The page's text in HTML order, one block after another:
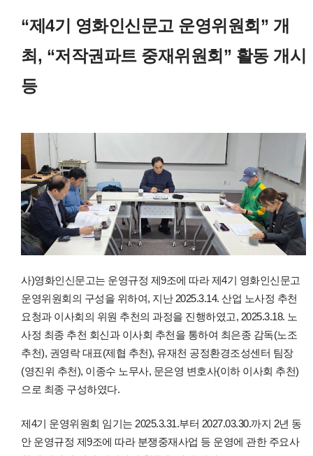
“제4기 영화인신문고 운영위원회” 개
최, “저작권파트 중재위원회” 활동 개시
등
사)영화인신문고는 운영규정 제9조에 따라 제4기 영화인신문고
운영위원회의 구성을 위하여, 지난 2025.3.14. 산업 노사정 추천
요청과 이사회의 위원 추천의 과정을 진행하였고, 2025.3.18. 노
사정 최종 추천 회신과 이사회 추천을 통하여 최은종 감독(노조
추천), 권영락 대표(제협 추천), 유재천 공정환경조성센터 팀장
(영진위 추천), 이종수 노무사, 문은영 변호사(이하 이사회 추천)
으로 최종 구성하였다.
제4기 운영위원회 임기는 2025.3.31.부터 2027.03.30.까지 2년 동
안 운영규정 제9조에 따라 분쟁중재사업 등 운영에 관한 주요사